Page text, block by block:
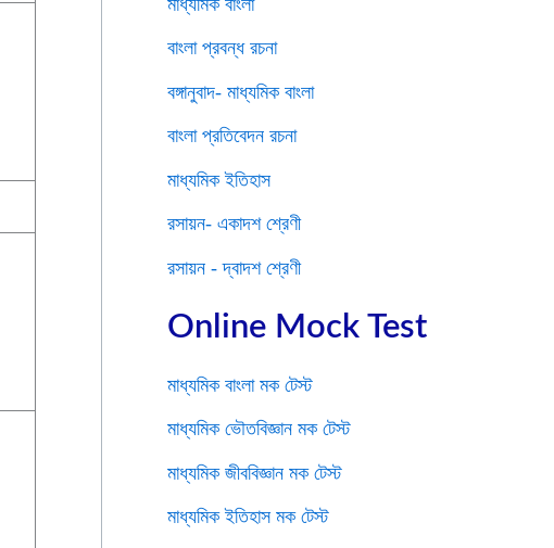
বাংলা প্রবন্ধ রচনা
বঙ্গানুবাদ- মাধ্যমিক বাংলা
বাংলা প্রতিবেদন রচনা
মাধ্যমিক ইতিহাস
রসায়ন- একাদশ শ্রেণী
রসায়ন - দ্বাদশ শ্রেণী
Online Mock Test
মাধ্যমিক বাংলা মক টেস্ট
মাধ্যমিক ভৌতবিজ্ঞান মক টেস্ট
মাধ্যমিক জীববিজ্ঞান মক টেস্ট
মাধ্যমিক ইতিহাস মক টেস্ট